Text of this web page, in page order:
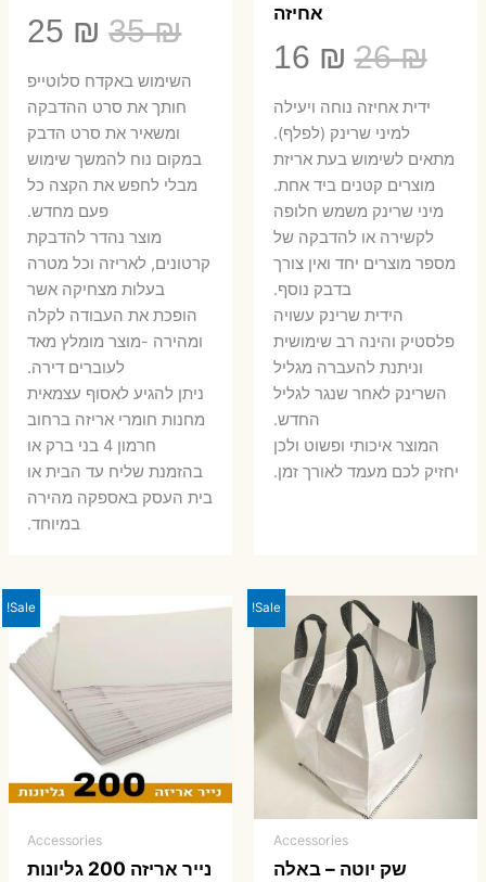
אחיזה
26₪
המחיר
המקורי
היה:
26 ₪.
16 ₪
הנוכחי
ידית אחיזה נוחה ויעילה
למיני שרינק (לפלף).
מתאים לשימוש בעת אריזת
מוצרים קטנים ביד אחת.
​מיני שרינק משמש חלופה
לקשירה או להדבקה של
מספר מוצרים יחד ואין צורך
בדבק נוסף.
הידית שרינק עשויה
פלסטיק והינה רב שימושית
וניתנת להעברה מגליל
השרינק לאחר שנגר לגליל
החדש.
המוצר איכותי ופשוט ולכן
יחזיק לכם מעמד לאורך זמן.
35₪
המחיר
המקורי
היה:
35 ₪.
25 ₪
₪.
השימוש באקדח סלוטייפ
חותך את סרט ההדבקה
ומשאיר את סרט הדבק
במקום נוח להמשך שימוש
מבלי לחפש את הקצה כל
פעם מחדש.
מוצר נהדר להדבקת
קרטונים, לאריזה וכל מטרה
בעלות מצחיקה אשר
הופכת את העבודה לקלה
ומהירה -מוצר מומלץ מאד
לעוברים דירה.
ניתן להגיע לאסוף עצמאית
מחנות חומרי אריזה ברחוב
חרמון 4 בני ברק או
בהזמנת שליח עד הבית או
בית העסק באספקה מהירה
במיוחד.
Sale!
Accessories
שק יוטה – באלה
Sale!
Accessories
נייר אריזה 200 גליונות